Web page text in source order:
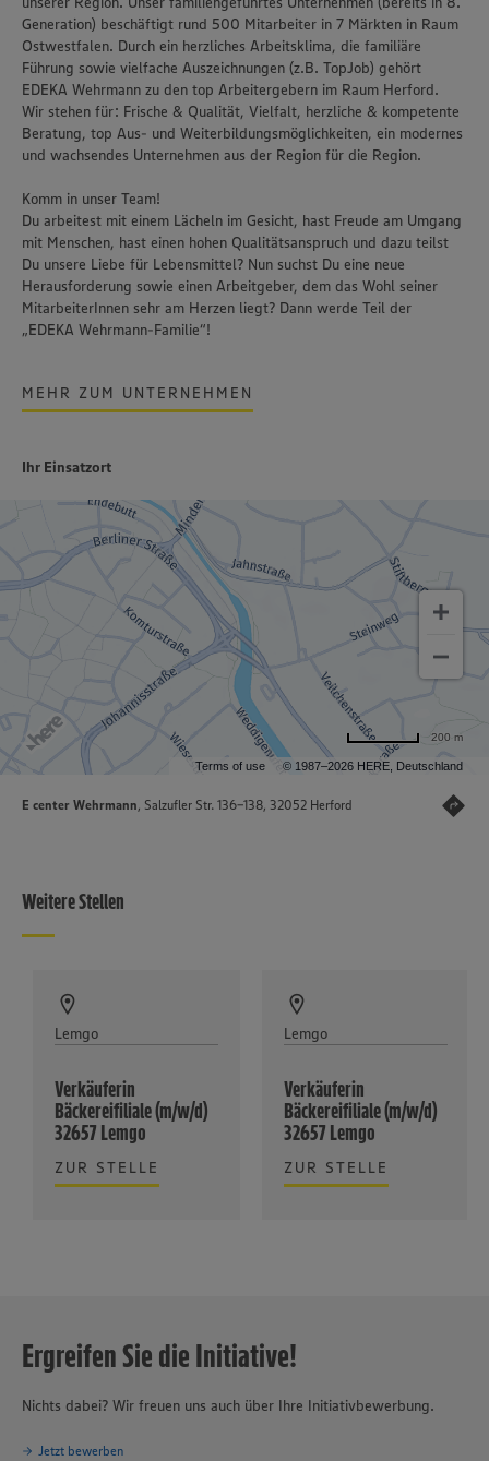
Generation) beschäftigt rund 500 Mitarbeiter in 7 Märkten in Raum
Ostwestfalen. Durch ein herzliches Arbeitsklima, die familiäre
Führung sowie vielfache Auszeichnungen (z.B. TopJob) gehört
EDEKA Wehrmann zu den top Arbeitergebern im Raum Herford.
Wir stehen für: Frische & Qualität, Vielfalt, herzliche & kompetente
Beratung, top Aus- und Weiterbildungsmöglichkeiten, ein modernes
und wachsendes Unternehmen aus der Region für die Region.
Komm in unser Team!
Du arbeitest mit einem Lächeln im Gesicht, hast Freude am Umgang
mit Menschen, hast einen hohen Qualitätsanspruch und dazu teilst
Du unsere Liebe für Lebensmittel? Nun suchst Du eine neue
Herausforderung sowie einen Arbeitgeber, dem das Wohl seiner
MitarbeiterInnen sehr am Herzen liegt? Dann werde Teil der
„EDEKA Wehrmann-Familie“!
MEHR ZUM UNTERNEHMEN
Ihr Einsatzort
Terms of use © 1987–2026 HERE, Deutschland
200 m
E center Wehrmann, Salzufler Str. 136-138, 32052 Herford
Weitere Stellen
Lemgo
Verkäuferin
Bäckereifiliale (m/w/d)
32657 Lemgo
ZUR STELLE
Lemgo
Verkäuferin
Bäckereifiliale (m/w/d)
32657 Lemgo
ZUR STELLE
Ergreifen Sie die Initiative!
Nichts dabei? Wir freuen uns auch über Ihre Initiativbewerbung.
Jetzt bewerben